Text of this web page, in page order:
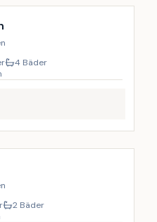
4 Bäder
2 Bäder